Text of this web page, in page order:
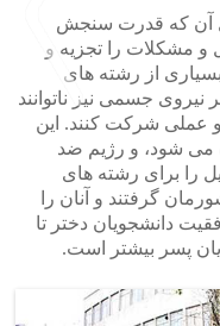
آن که قدرت سنجش
و مشکلات را تجزیه و
از رشته های
جسمی نیز ناتوانند
و عملی شرکت کنند. این
می شود، و رژیم ضد
را برای رشته های
گرفتند و آنان را
دانشجویان دختر تا
پسر بیشتر است.
>